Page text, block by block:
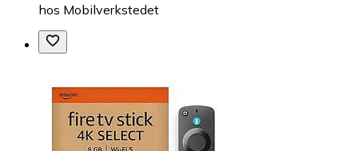
hos Mobilverkstedet